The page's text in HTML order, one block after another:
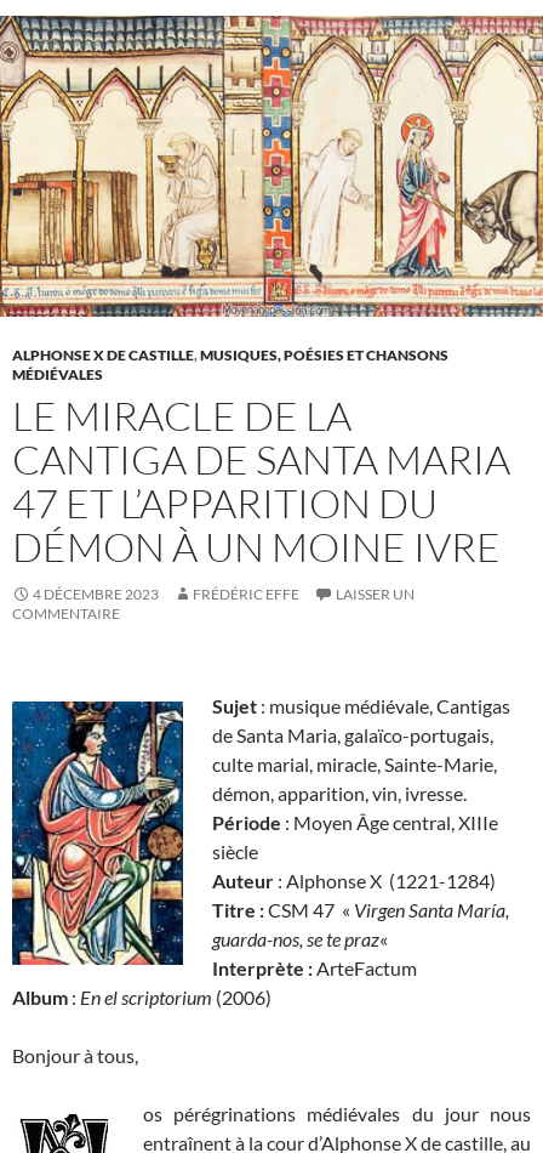
ALPHONSE X DE CASTILLE,MUSIQUES, POÉSIES ET CHANSONS
MÉDIÉVALES
LE MIRACLE DE LA
CANTIGA DE SANTA MARIA
47 ET L’APPARITION DU
DÉMON À UN MOINE IVRE
4 DÉCEMBRE 2023 FRÉDÉRIC EFFE
LAISSER UN
COMMENTAIRE
Sujet : musique médiévale, Cantigas
de Santa Maria, galaïco-portugais,
culte marial, miracle, Sainte-Marie,
démon, apparition, vin, ivresse.
Période : Moyen Âge central, XIIIe
siècle
Auteur : Alphonse X (1221-1284)
Titre :CSM 47 « Virgen Santa María,
guarda-nos, se te praz«
Interprète :ArteFactum
Album : En el scriptorium (2006)
Bonjour à tous,
os pérégrinations médiévales du jour nous
entraînent à la cour d’Alphonse X de castille, au